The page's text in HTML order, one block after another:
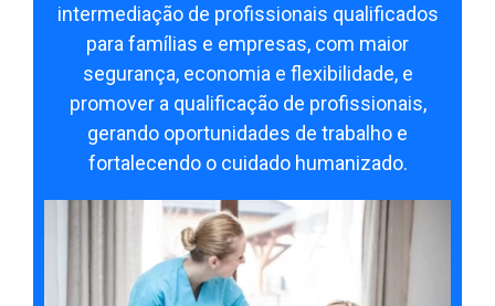
intermediação de profissionais qualificados
para famílias e empresas, com maior
segurança, economia e flexibilidade, e
promover a qualificação de profissionais,
gerando oportunidades de trabalho e
fortalecendo o cuidado humanizado.